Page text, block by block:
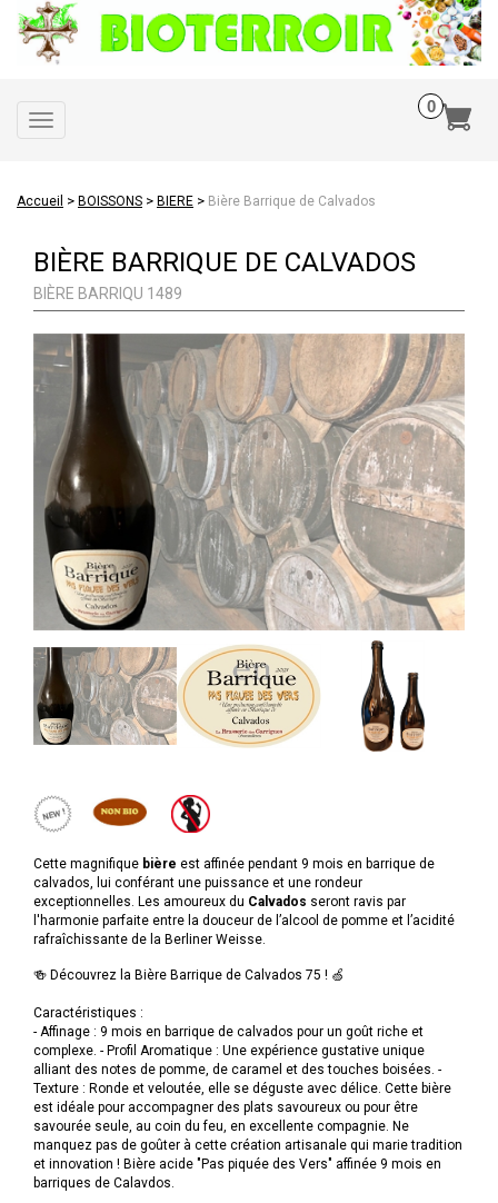
Toggle
navigation
Accueil > BOISSONS > BIERE > Bière Barrique de Calvados
BIÈRE BARRIQUE DE CALVADOS
BIÈRE BARRIQU 1489
Cette magnifique bière est affinée pendant 9 mois en barrique de
calvados, lui conférant une puissance et une rondeur
exceptionnelles. Les amoureux du Calvados seront ravis par
l'harmonie parfaite entre la douceur de l’alcool de pomme et l’acidité
rafraîchissante de la Berliner Weisse.
🍻 Découvrez la Bière Barrique de Calvados 75 ! 🍏
Caractéristiques :
- Affinage : 9 mois en barrique de calvados pour un goût riche et
complexe. - Profil Aromatique : Une expérience gustative unique
alliant des notes de pomme, de caramel et des touches boisées. -
Texture : Ronde et veloutée, elle se déguste avec délice. Cette bière
est idéale pour accompagner des plats savoureux ou pour être
savourée seule, au coin du feu, en excellente compagnie. Ne
manquez pas de goûter à cette création artisanale qui marie tradition
et innovation ! Bière acide "Pas piquée des Vers" affinée 9 mois en
barriques de Calavdos.